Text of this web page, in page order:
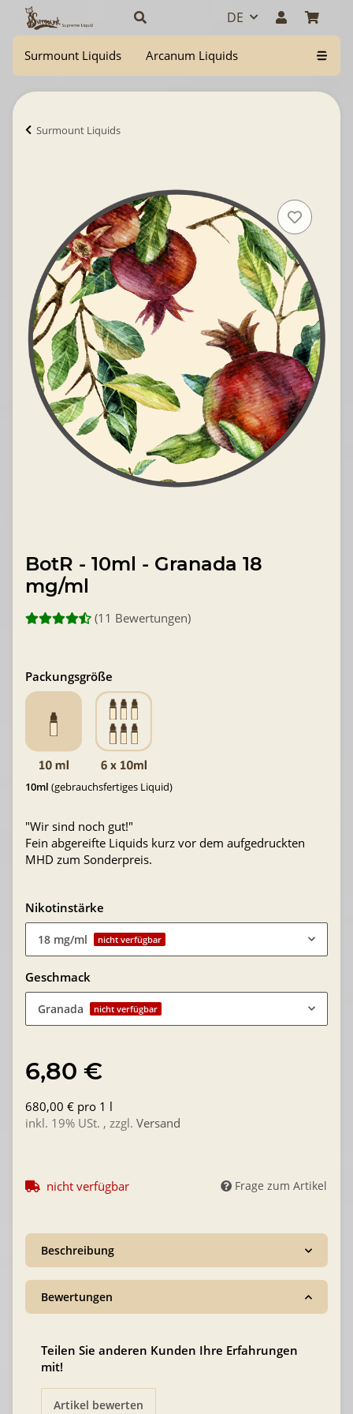
DE
Surmount Liquids Arcanum Liquids
Surmount Liquids
BotR - 10ml - Granada 18
mg/ml
(11 Bewertungen)
Packungsgröße
10ml (gebrauchsfertiges Liquid)
"Wir sind noch gut!"
Fein abgereifte Liquids kurz vor dem aufgedruckten
MHD zum Sonderpreis.
Nikotinstärke
18 mg/ml nicht verfügbar
Geschmack
Granada nicht verfügbar
6,80 €
680,00 € pro 1 l
inkl. 19% USt. , zzgl. Versand
nicht verfügbar Frage zum Artikel
Beschreibung
Bewertungen
Teilen Sie anderen Kunden Ihre Erfahrungen
mit!
Artikel bewerten